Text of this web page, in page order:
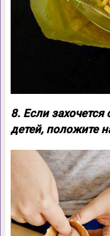
8. Если
детей, положите